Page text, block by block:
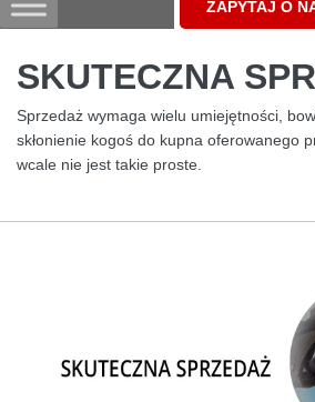
ZAPYTAJ O
SKUTECZNA
Sprzedaż wymaga wielu umiejętności,
skłonienie kogoś do kupna oferowanego
wcale nie jest takie proste.